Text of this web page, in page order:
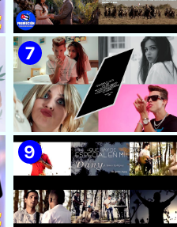
🟡 María Montenegro -
¨Confía¨ 📺 Videoclip. CUBA
🟡 Silvio Rodríguez - ¨El
Mayor¨ 📺 Videoclip - 🎬
Director: Ángel Alderete -
Videoclip de la película de
ficción ¨EL MAYOR¨ inspirada
en la vida del Mayor General
Director: Rigoberto López
Pego / ICAIC 👉 CUBA 👌
🟡 July Roby || ¨Contigo o sin tí¨
|| Videoclip || Música Urbana